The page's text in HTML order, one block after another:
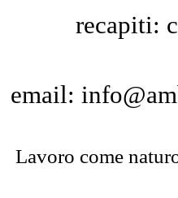
recapiti:
email:
Lavoro come